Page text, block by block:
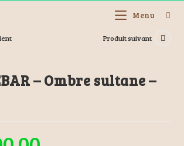
Menu
Produit suivant
– Ombre sultane –